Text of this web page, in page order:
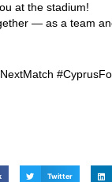
at the stadium!
— as a team
Twitter